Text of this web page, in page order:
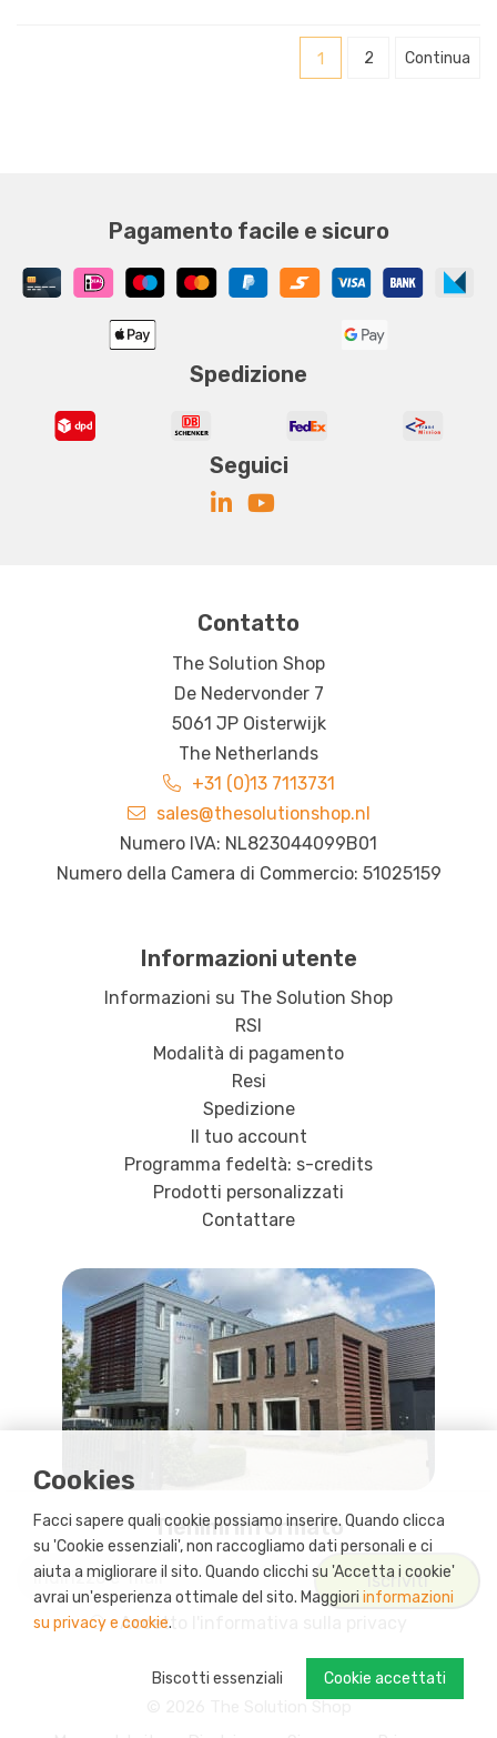
Cookies
Facci sapere quali cookie possiamo inserire. Quando clicca
su 'Cookie essenziali', non raccogliamo dati personali e ci
aiuta a migliorare il sito. Quando clicchi su 'Accetta i cookie'
avrai un'esperienza ottimale del sito. Maggiori informazioni
su privacy e cookie.
Cookie accettati
Biscotti essenziali
1 2 Continua
Pagamento facile e sicuro
Spedizione
Seguici
Contatto
The Solution Shop
De Nedervonder 7
5061 JP Oisterwijk
The Netherlands
+31 (0)13 7113731
sales@thesolutionshop.nl
Numero IVA: NL823044099B01
Numero della Camera di Commercio: 51025159
Informazioni utente
Informazioni su The Solution Shop
RSI
Modalità di pagamento
Resi
Spedizione
Il tuo account
Programma fedeltà: s-credits
Prodotti personalizzati
Contattare
Tienimi informato
Accetto